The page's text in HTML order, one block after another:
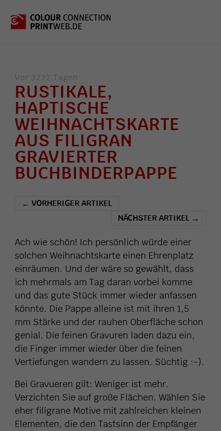
Vor 3222 Tagen
RUSTIKALE,
HAPTISCHE
WEIHNACHTSKARTE
AUS FILIGRAN
GRAVIERTER
BUCHBINDERPAPPE
← VORHERIGER ARTIKEL
NÄCHSTER ARTIKEL →
Ach wie schön! Ich persönlich würde einer
solchen Weihnachtskarte einen Ehrenplatz
einräumen. Und der wäre so gewählt, dass
ich mehrmals am Tag daran vorbei komme
und das gute Stück immer wieder anfassen
könnte. Die Pappe alleine ist mit ihren 1,5
mm Stärke und der rauhen Oberfläche schon
genial. Die feinen Gravuren laden dazu ein,
die Finger immer wieder über die feinen
Vertiefungen wandern zu lassen. Süchtig :-).
Bei Gravueren gilt: Weniger ist mehr.
Verzichten Sie auf große Flächen. Wählen Sie
eher filigrane Motive mit zahlreichen kleinen
Elementen, die den Tastsinn der Empfänger